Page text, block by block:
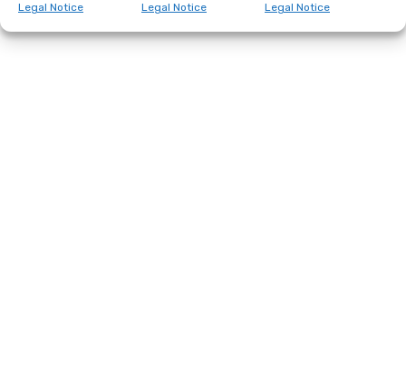
Legal Notice
Legal Notice
Legal Notice